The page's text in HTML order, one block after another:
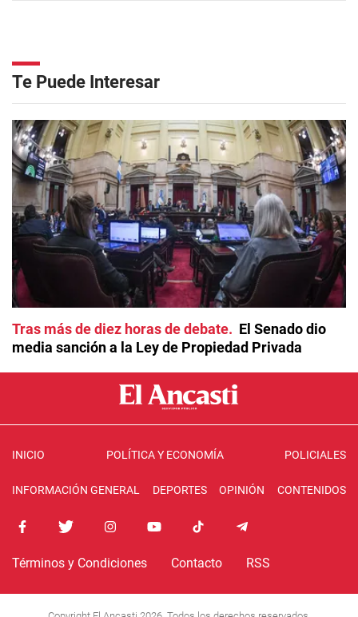
Te Puede Interesar
Tras más de diez horas de debate
El Senado dio
media sanción a la Ley de Propiedad Privada
INICIO POLÍTICA Y ECONOMÍA POLICIALES
INFORMACIÓN GENERAL DEPORTES OPINIÓN CONTENIDOS
Términos y Condiciones Contacto RSS